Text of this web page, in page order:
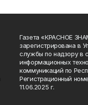
Газета «КРАСНОЕ
зарегистрирована в
службы по надзору в
информационных
коммуникаций по
Регистрационный
11.06.2025 г.